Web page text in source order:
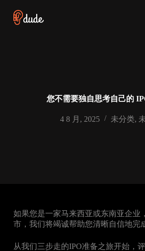
跳
过
您不需要独自思考自己的
4 8 月, 2025 未分类,
如果您是一家马来西亚或东南亚企业
市，我们将竭诚帮助您清晰自信地完
从我们三步走的IPO准备之旅开始，